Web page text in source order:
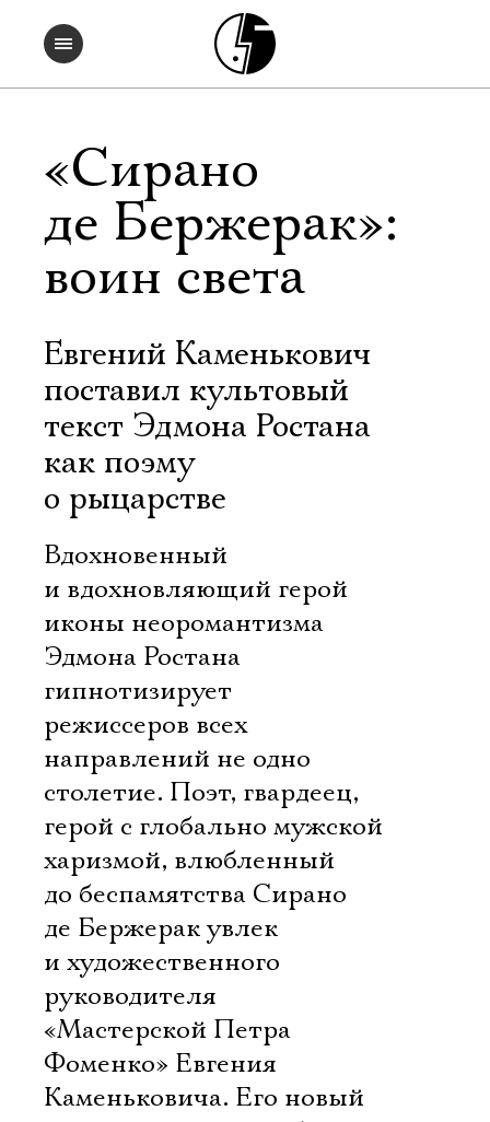
«Сирано
де Бержерак»:
воин света
Евгений Каменькович
поставил культовый
текст Эдмона Ростана
как поэму
о рыцарстве
Вдохновенный
и вдохновляющий герой
иконы неоромантизма
Эдмона Ростана
гипнотизирует
режиссеров всех
направлений не одно
столетие. Поэт, гвардеец,
герой с глобально мужской
харизмой, влюбленный
до беспамятства Сирано
де Бержерак увлек
и художественного
руководителя
«Мастерской Петра
Фоменко» Евгения
Каменьковича. Его новый